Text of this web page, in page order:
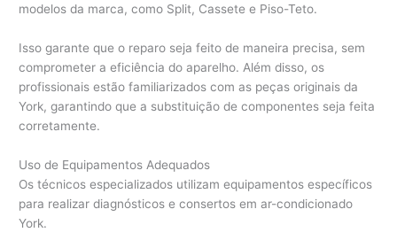
modelos da marca, como Split, Cassete e Piso-Teto.
Isso garante que o reparo seja feito de maneira precisa, sem
comprometer a eficiência do aparelho. Além disso, os
profissionais estão familiarizados com as peças originais da
York, garantindo que a substituição de componentes seja feita
corretamente.
Uso de Equipamentos Adequados
Os técnicos especializados utilizam equipamentos específicos
para realizar diagnósticos e consertos em ar-condicionado
York.